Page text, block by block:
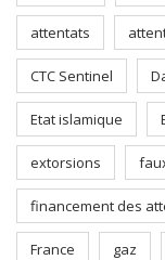
attentats
CTC Sentinel
Etat islamique
extorsions
financement des
France gaz